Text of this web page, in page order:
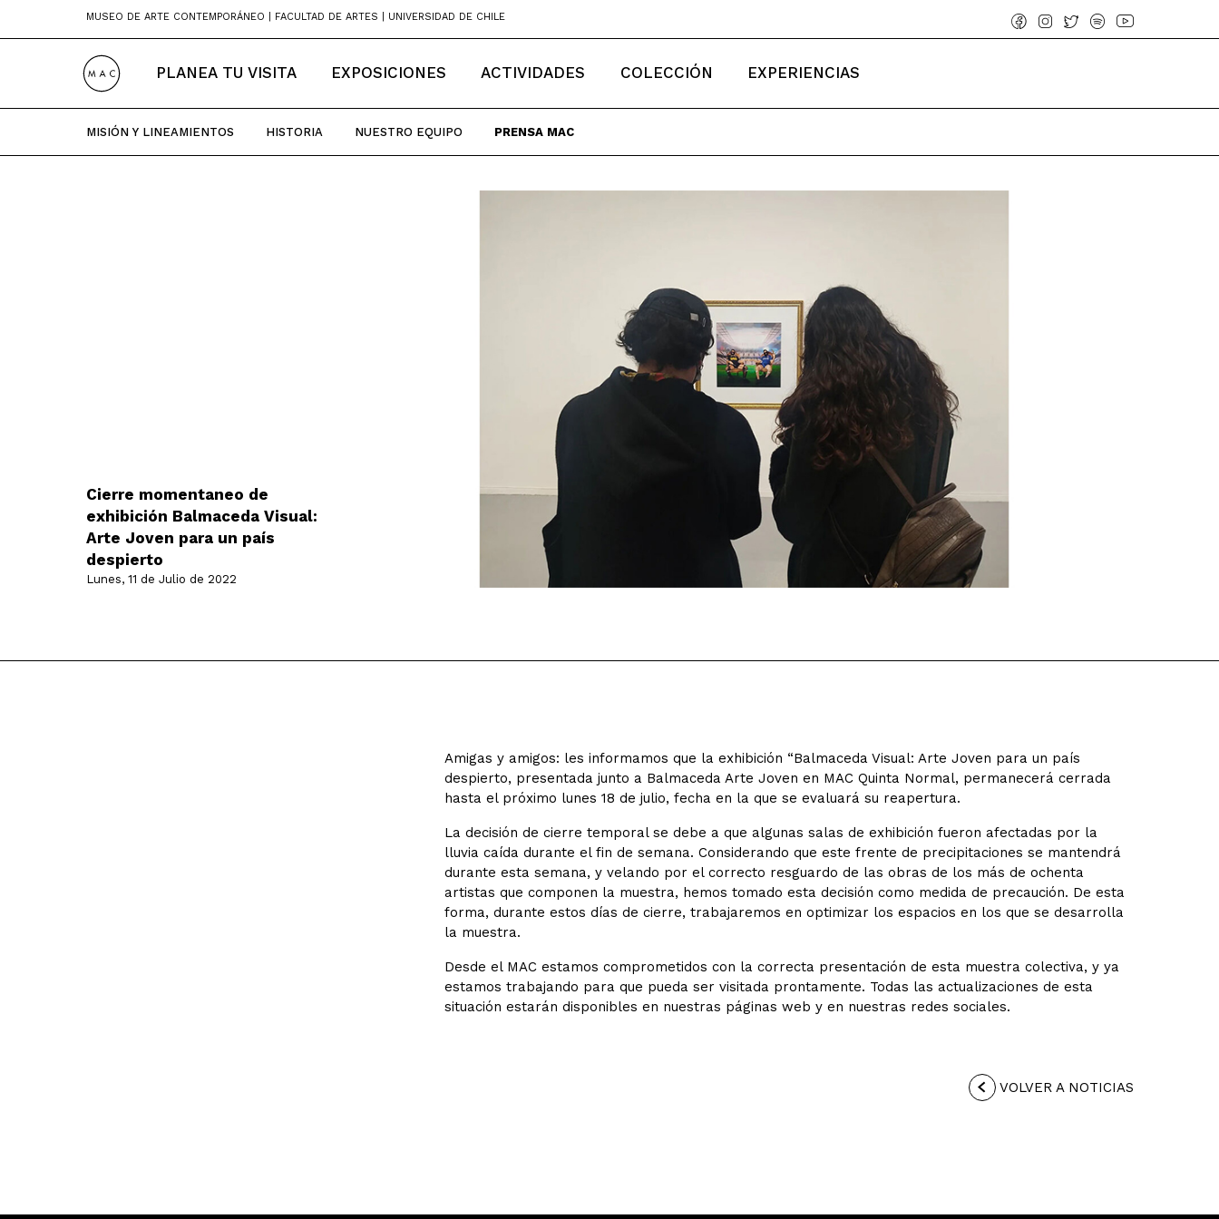
MUSEO DE ARTE CONTEMPORÁNEO | FACULTAD DE ARTES | UNIVERSIDAD DE CHILE
PLANEA TU VISITA EXPOSICIONES ACTIVIDADES COLECCIÓN EXPERIENCIAS
MISIÓN Y LINEAMIENTOS HISTORIA NUESTRO EQUIPO PRENSA MAC
Cierre momentaneo de
exhibición Balmaceda Visual:
Arte Joven para un país
despierto
Lunes, 11 de Julio de 2022
Amigas y amigos: les informamos que la exhibición “Balmaceda Visual: Arte Joven para un país
despierto, presentada junto a Balmaceda Arte Joven en MAC Quinta Normal, permanecerá cerrada
hasta el próximo lunes 18 de julio, fecha en la que se evaluará su reapertura.
La decisión de cierre temporal se debe a que algunas salas de exhibición fueron afectadas por la
lluvia caída durante el fin de semana. Considerando que este frente de precipitaciones se mantendrá
durante esta semana, y velando por el correcto resguardo de las obras de los más de ochenta
artistas que componen la muestra, hemos tomado esta decisión como medida de precaución. De esta
forma, durante estos días de cierre, trabajaremos en optimizar los espacios en los que se desarrolla
la muestra.
Desde el MAC estamos comprometidos con la correcta presentación de esta muestra colectiva, y ya
estamos trabajando para que pueda ser visitada prontamente. Todas las actualizaciones de esta
situación estarán disponibles en nuestras páginas web y en nuestras redes sociales.
VOLVER A NOTICIAS